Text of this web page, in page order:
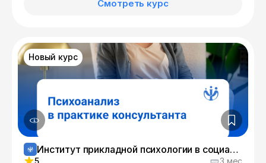
Смотреть курс
Новый курс
Институт прикладной психологии в социальной сфере
5 3 мес